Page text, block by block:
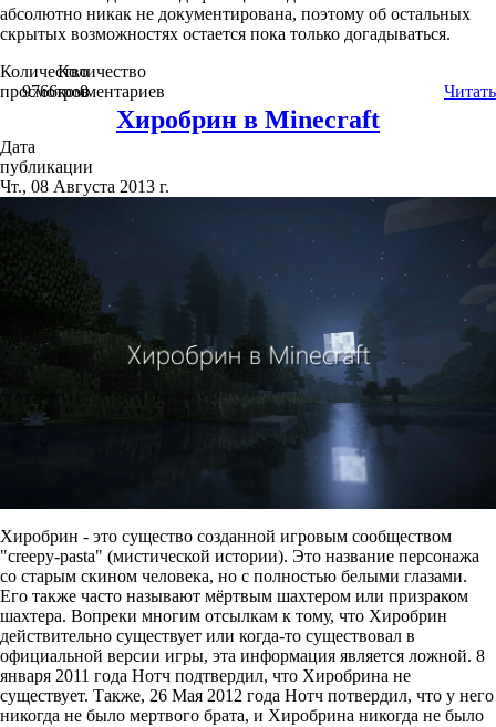
абсолютно никак не документирована, поэтому об остальных
скрытых возможностях остается пока только догадываться.
Количество
просмотров
9766
Количество
комментариев
0 Читать
Хиробрин в Minecraft
Дата
публикации
Чт., 08 Августа 2013 г.
Хиробрин - это существо созданной игровым сообществом
"creepy-pasta" (мистической истории). Это название персонажа
со старым скином человека, но с полностью белыми глазами.
Его также часто называют мёртвым шахтером или призраком
шахтера. Вопреки многим отсылкам к тому, что Хиробрин
действительно существует или когда-то существовал в
официальной версии игры, эта информация является ложной. 8
января 2011 года Нотч подтвердил, что Хиробрина не
существует. Также, 26 Мая 2012 года Нотч потвердил, что у него
никогда не было мертвого брата, и Хиробрина никогда не было